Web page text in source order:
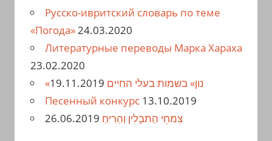
Русско-ивритский словарь по теме
«Погода»24.03.2020
Литературные переводы Марка Хараха
23.02.2020
«נון» בשמות בעלי החיים 19.11.2019
Песенный конкурс 13.10.2019
צִמחֵי הַתבָלִין וְהַרִיחַ 26.06.2019